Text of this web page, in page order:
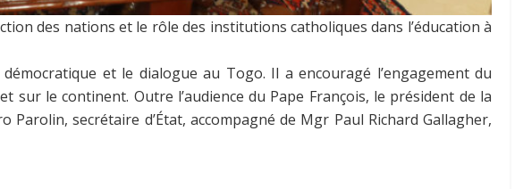
des nations et le rôle des institutions catholiques dans l’éducation à
et le dialogue au Togo. Il a encouragé l’engagement du
le continent. Outre l’audience du Pape François, le président de la
secrétaire d’État, accompagné de Mgr Paul Richard Gallagher,